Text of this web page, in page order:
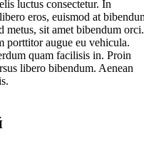
luctus consectetur. In
eros, euismod at
sit amet bibendum orci.
porttitor augue eu vehicula.
quam facilisis in. Proin
libero bibendum. Aenean